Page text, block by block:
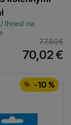
Ihneď na
77,80€
70,02€
-10 %